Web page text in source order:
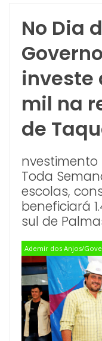
No Dia
investe
mil na
de
nvestimento
Toda
escolas,
beneficiará
sul de
Ademir dos Anjos/